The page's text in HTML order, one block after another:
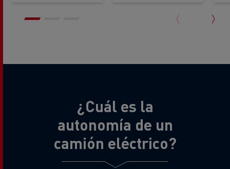
¿Cuál es la
autonomía de un
camión eléctrico?